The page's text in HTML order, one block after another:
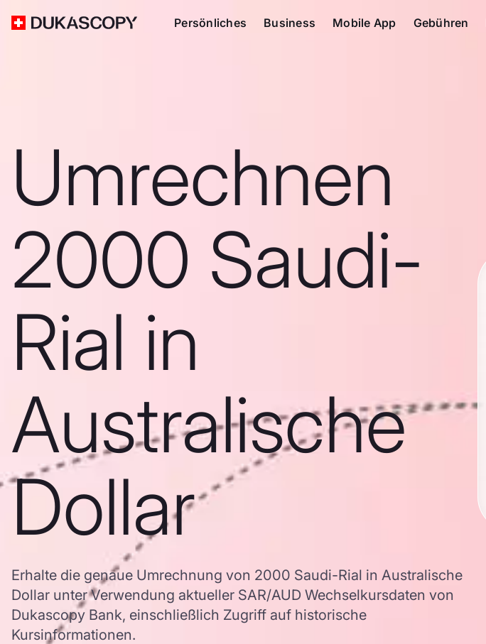
Persönliches Business Mobile App Gebühren
Umrechnen
2000 Saudi-
Rial in
Australische
Dollar
Erhalte die genaue Umrechnung von 2000 Saudi-Rial in Australische
Dollar unter Verwendung aktueller SAR/AUD Wechselkursdaten von
Dukascopy Bank, einschließlich Zugriff auf historische
Kursinformationen.